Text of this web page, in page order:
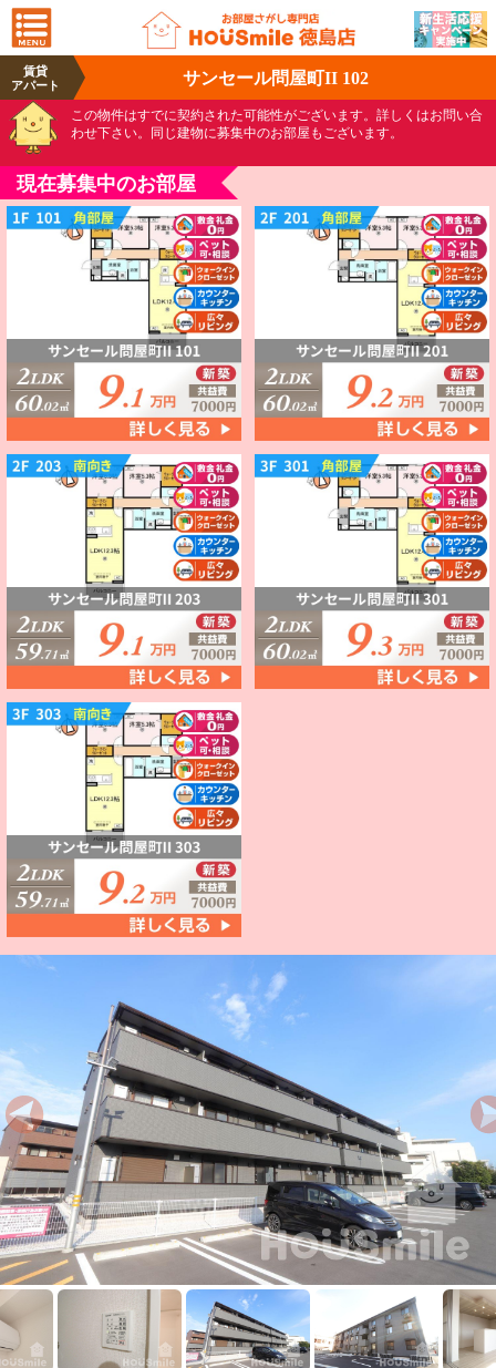
賃貸
アパート
サンセール問屋町II 102
この物件はすでに契約された可能性がございます。詳しくはお問い合
わせ下さい。同じ建物に募集中のお部屋もございます。
現在募集中のお部屋